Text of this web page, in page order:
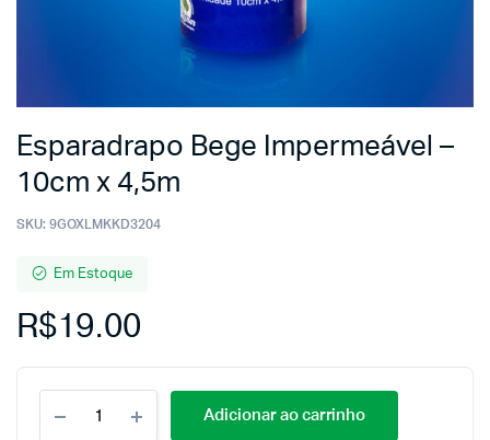
Esparadrapo Bege Impermeável –
10cm x 4,5m
SKU: 9GOXLMKKD3204
Em Estoque
R$19.00
Adicionar ao carrinho